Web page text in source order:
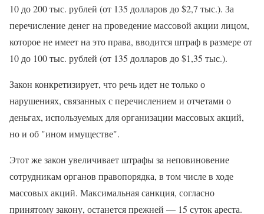
10 до 200 тыс. рублей (от 135 долларов до $2,7 тыс.). За
перечисление денег на проведение массовой акции лицом,
которое не имеет на это права, вводится штраф в размере от
10 до 100 тыс. рублей (от 135 долларов до $1,35 тыс.).
Закон конкретизирует, что речь идет не только о
нарушениях, связанных с перечислением и отчетами о
деньгах, используемых для организации массовых акций,
но и об "ином имуществе".
Этот же закон увеличивает штрафы за неповиновение
сотрудникам органов правопорядка, в том числе в ходе
массовых акций. Максимальная санкция, согласно
принятому закону, останется прежней — 15 суток ареста.